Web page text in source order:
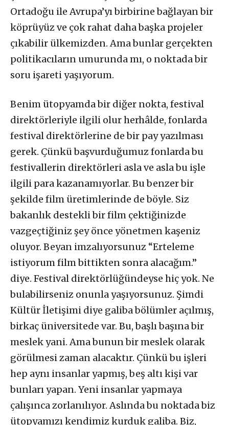
Ortadoğu ile Avrupa’yı birbirine bağlayan bir
köprüyüz ve çok rahat daha başka projeler
çıkabilir ülkemizden. Ama bunlar gerçekten
politikacıların umurunda mı, o noktada bir
soru işareti yaşıyorum.
Benim ütopyamda bir diğer nokta, festival
direktörleriyle ilgili olur herhâlde, fonlarda
festival direktörlerine de bir pay yazılması
gerek. Çünkü başvurduğumuz fonlarda bu
festivallerin direktörleri asla ve asla bu işle
ilgili para kazanamıyorlar. Bu benzer bir
şekilde film üretimlerinde de böyle. Siz
bakanlık destekli bir film çektiğinizde
vazgeçtiğiniz şey önce yönetmen kaşeniz
oluyor. Beyan imzalıyorsunuz “Erteleme
istiyorum film bittikten sonra alacağım.”
diye. Festival direktörlüğündeyse hiç yok. Ne
bulabilirseniz onunla yaşıyorsunuz. Şimdi
Kültür İletişimi diye galiba bölümler açılmış,
birkaç üniversitede var. Bu, başlı başına bir
meslek yani. Ama bunun bir meslek olarak
görülmesi zaman alacaktır. Çünkü bu işleri
hep aynı insanlar yapmış, beş altı kişi var
bunları yapan. Yeni insanlar yapmaya
çalışınca zorlanılıyor. Aslında bu noktada biz
ütopyamızı kendimiz kurduk galiba. Biz,